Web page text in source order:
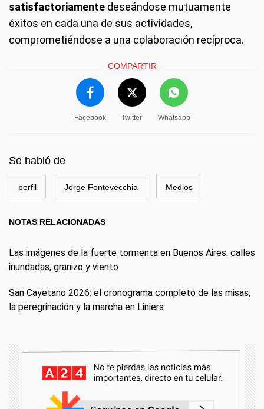
satisfactoriamente deseándose mutuamente
éxitos en cada una de sus actividades,
comprometiéndose a una colaboración recíproca.
COMPARTIR
Facebook Twitter Whatsapp
Se habló de
perfil Jorge Fontevecchia Medios
NOTAS RELACIONADAS
Las imágenes de la fuerte tormenta en Buenos Aires: calles
inundadas, granizo y viento
San Cayetano 2026: el cronograma completo de las misas,
la peregrinación y la marcha en Liniers